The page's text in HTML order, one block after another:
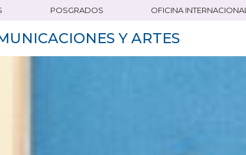
POSGRADOS OFICINA INTERNACIONAL
Y ARTES